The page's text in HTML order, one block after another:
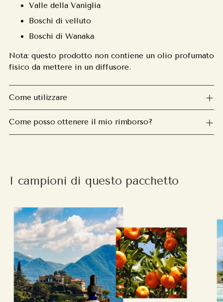
Valle della Vaniglia
Boschi di velluto
Boschi di Wanaka
Nota: questo prodotto non contiene un olio profumato
fisico da mettere in un diffusore.
Come utilizzare
Come posso ottenere il mio rimborso?
I campioni di questo pacchetto